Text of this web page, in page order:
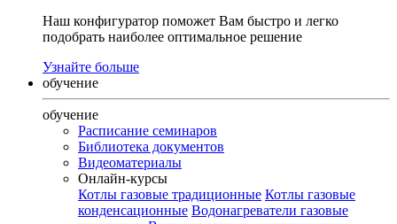
Наш конфигуратор поможет Вам быстро и легко
подобрать наиболее оптимальное решение
Узнайте больше
обучение
обучение
Расписание семинаров
Библиотека документов
Видеоматериалы
Онлайн-курсы
Котлы газовые традиционные Котлы газовые
конденсационные Водонагреватели газовые